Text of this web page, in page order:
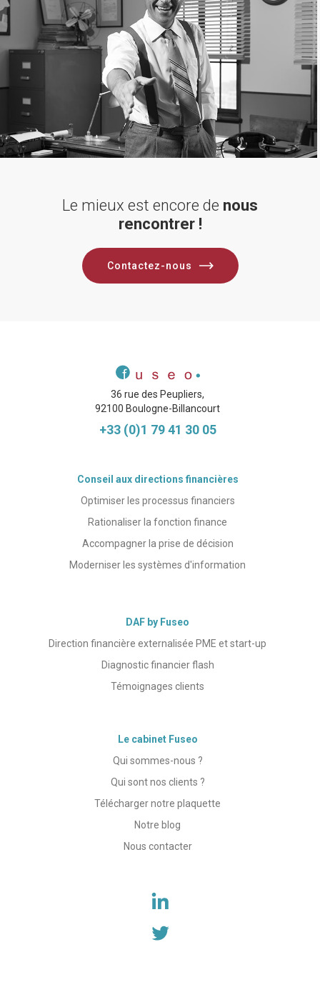
Le mieux est encore de nous
rencontrer !
Contactez-nous
36 rue des Peupliers,
92100 Boulogne-Billancourt
+33 (0)1 79 41 30 05
Conseil aux directions financières
Optimiser les processus financiers
Rationaliser la fonction finance
Accompagner la prise de décision
Moderniser les systèmes d'information
DAF by Fuseo
Direction financière externalisée PME et start-up
Diagnostic financier flash
Témoignages clients
Le cabinet Fuseo
Qui sommes-nous ?
Qui sont nos clients ?
Télécharger notre plaquette
Notre blog
Nous contacter